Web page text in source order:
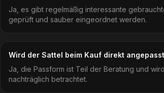
Ja, es gibt regelmäßig interessante
geprüft und sauber eingeordnet werden.
Wird der Sattel beim Kauf direkt
Ja, die Passform ist Teil der Beratung und
nachträglich betrachtet.